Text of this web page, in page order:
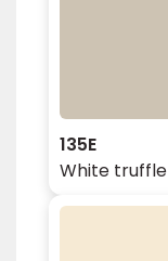
135E
White truffle